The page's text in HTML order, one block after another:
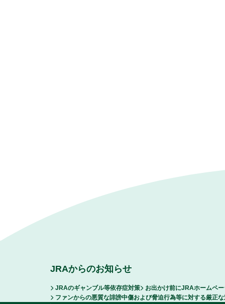
JRAからのお知らせ
JRAのギャンブル等依存症対策
お出かけ前にJRAホームペ
ファンからの悪質な誹謗中傷および脅迫行為等に対する厳正